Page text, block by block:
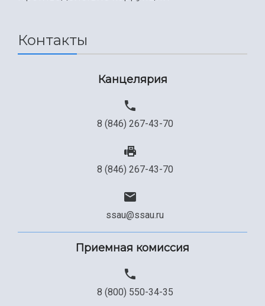
Контакты
Канцелярия
8 (846) 267-43-70
8 (846) 267-43-70
ssau@ssau.ru
Приемная комиссия
8 (800) 550-34-35